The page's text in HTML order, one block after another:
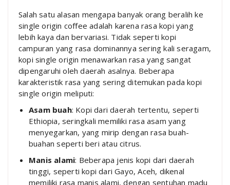
Salah satu alasan mengapa banyak orang beralih ke
single origin coffee adalah karena rasa kopi yang
lebih kaya dan bervariasi. Tidak seperti kopi
campuran yang rasa dominannya sering kali seragam,
kopi single origin menawarkan rasa yang sangat
dipengaruhi oleh daerah asalnya. Beberapa
karakteristik rasa yang sering ditemukan pada kopi
single origin meliputi:
Asam buah: Kopi dari daerah tertentu, seperti
Ethiopia, seringkali memiliki rasa asam yang
menyegarkan, yang mirip dengan rasa buah-
buahan seperti beri atau citrus.
Manis alami: Beberapa jenis kopi dari daerah
tinggi, seperti kopi dari Gayo, Aceh, dikenal
memiliki rasa manis alami, dengan sentuhan madu